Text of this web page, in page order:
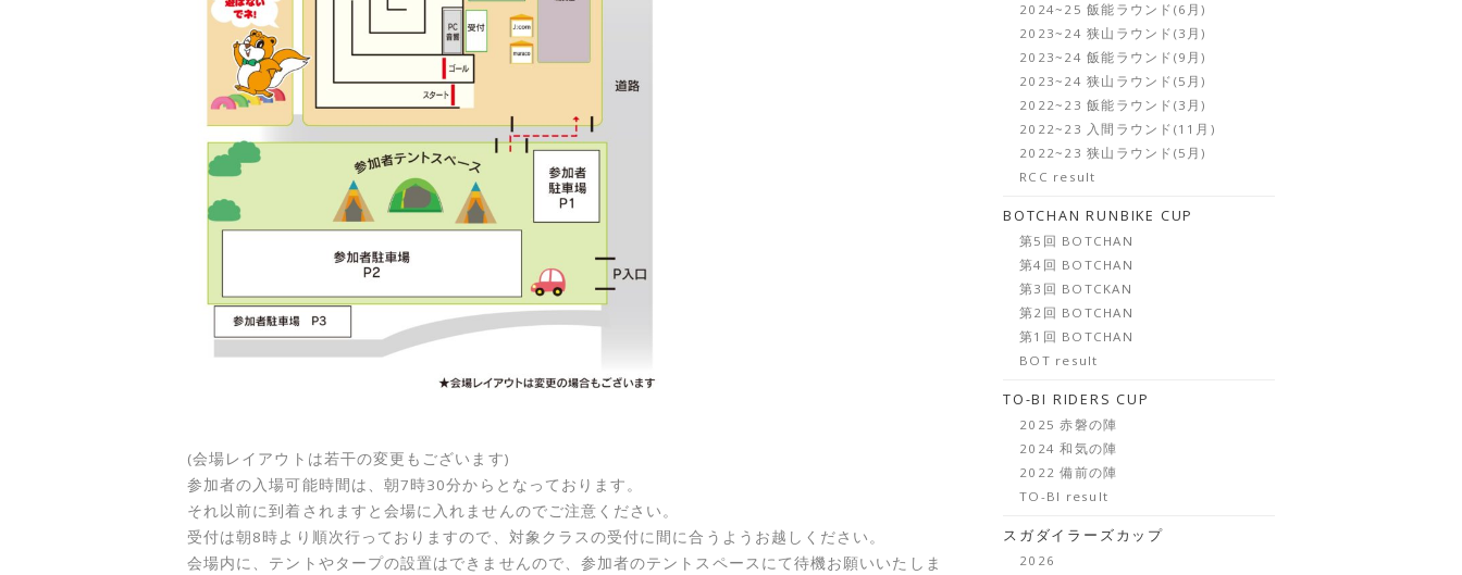
(会場レイアウトは若干の変更もございます)
参加者の入場可能時間は、朝7時30分からとなっております。
それ以前に到着されますと会場に入れませんのでご注意ください。
受付は朝8時より順次行っておりますので、対象クラスの受付に間に合うようお越しください。
会場内に、テントやタープの設置はできませんので、参加者のテントスペースにて待機お願いいたしま
2024~25 飯能ラウンド(6月)
2023~24 狭山ラウンド(3月)
2023~24 飯能ラウンド(9月)
2023~24 狭山ラウンド(5月)
2022~23 飯能ラウンド(3月)
2022~23 入間ラウンド(11月)
2022~23 狭山ラウンド(5月)
RCC result
BOTCHAN RUNBIKE CUP
第5回 BOTCHAN
第4回 BOTCHAN
第3回 BOTCKAN
第2回 BOTCHAN
第1回 BOTCHAN
BOT result
TO-BI RIDERS CUP
2025 赤磐の陣
2024 和気の陣
2022 備前の陣
TO-BI result
スガダイラーズカップ
2026